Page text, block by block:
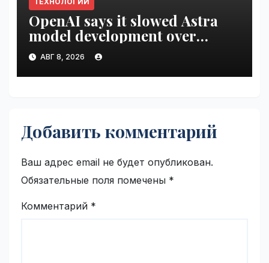
OpenAI says it slowed Astra
model development over
security concerns | VseTime.ru
АВГ 8, 2026
Добавить комментарий
Ваш адрес email не будет опубликован.
Обязательные поля помечены *
Комментарий *